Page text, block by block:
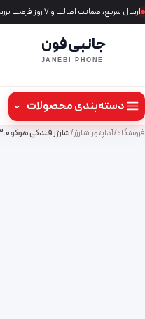
ارسال سریع، ضمانت اصالت و ۷ روز فرصت بررسی کالا
جانبی فون
JANEBI PHONE
دسته‌بندی محصولات ⌄
فروشگاه/آداپتور شارژر/شارژر فندکی هوکو Z49A QC3.0 | شارژر…